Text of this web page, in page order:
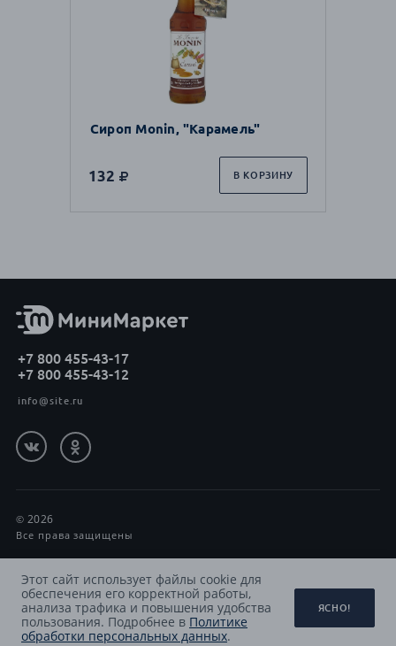
Сироп Monin, "Карамель"
132 В КОРЗИНУ
info@site.ru
+7 800 455-43-17
+7 800 455-43-12
2026
Все права защищены
Принимаем к оплате
Этот сайт использует файлы cookie для
обеспечения его корректной работы,
анализа трафика и повышения удобства
пользования. Подробнее в Политике
обработки персональных данных.
ЯСНО!